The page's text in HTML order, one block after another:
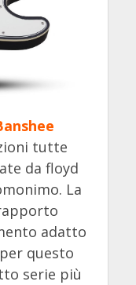
tutte
da floyd
La
adatto
questo
serie più